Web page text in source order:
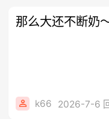
那么大还不断奶
k66 2026-7-6